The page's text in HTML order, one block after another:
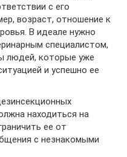
с его
возраст, отношение к
В идеале нужно
специалистом,
людей, которые уже
и успешно ее
находиться на
ее от
с незнакомыми